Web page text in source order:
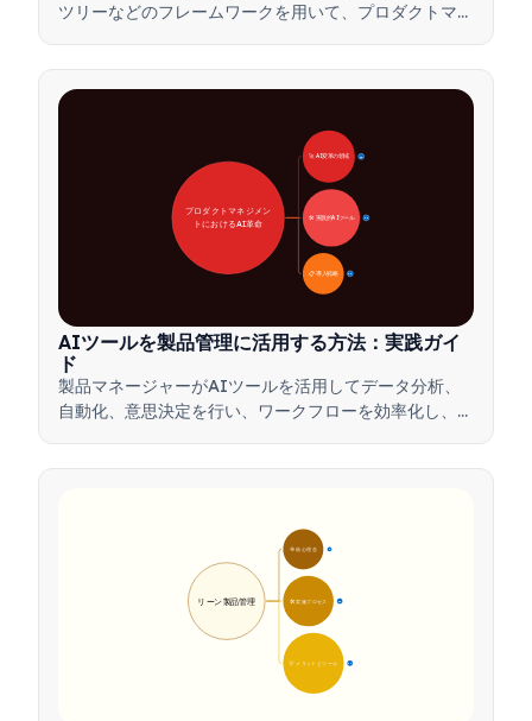
ツリーなどのフレームワークを用いて、プロダクトマネ
します。
🚀 AI変革の領域
🛠️ 実践的AIツール 31
📋 導入戦略 33
プロダクトマネジメン
トにおけるAI革命
AIツールを製品管理に活用する方法：実践ガイ
ド
製品マネージャーがAIツールを活用してデータ分析、
自動化、意思決定を行い、ワークフローを効率化し、製
🎯 核心理念 9
🛠️ 実施プロセス 12
💡 メリットとツール 17
リーン製品管理